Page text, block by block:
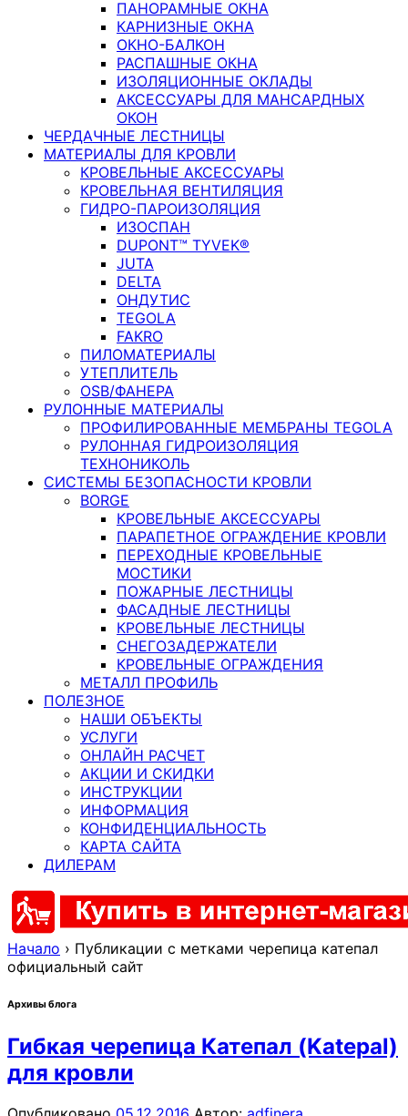
ПАНОРАМНЫЕ ОКНА
КАРНИЗНЫЕ ОКНА
ОКНО-БАЛКОН
РАСПАШНЫЕ ОКНА
ИЗОЛЯЦИОННЫЕ ОКЛАДЫ
АКСЕССУАРЫ ДЛЯ МАНСАРДНЫХ
ОКОН
ЧЕРДАЧНЫЕ ЛЕСТНИЦЫ
МАТЕРИАЛЫ ДЛЯ КРОВЛИ
КРОВЕЛЬНЫЕ АКСЕССУАРЫ
КРОВЕЛЬНАЯ ВЕНТИЛЯЦИЯ
ГИДРО-ПАРОИЗОЛЯЦИЯ
ИЗОСПАН
DUPONT™ TYVEK®
JUTA
DELTA
ОНДУТИС
TEGOLA
FAKRO
ПИЛОМАТЕРИАЛЫ
УТЕПЛИТЕЛЬ
OSB/ФАНЕРА
РУЛОННЫЕ МАТЕРИАЛЫ
ПРОФИЛИРОВАННЫЕ МЕМБРАНЫ TEGOLA
РУЛОННАЯ ГИДРОИЗОЛЯЦИЯ
ТЕХНОНИКОЛЬ
СИСТЕМЫ БЕЗОПАСНОСТИ КРОВЛИ
BORGE
КРОВЕЛЬНЫЕ АКСЕССУАРЫ
ПАРАПЕТНОЕ ОГРАЖДЕНИЕ КРОВЛИ
ПЕРЕХОДНЫЕ КРОВЕЛЬНЫЕ
МОСТИКИ
ПОЖАРНЫЕ ЛЕСТНИЦЫ
ФАСАДНЫЕ ЛЕСТНИЦЫ
КРОВЕЛЬНЫЕ ЛЕСТНИЦЫ
СНЕГОЗАДЕРЖАТЕЛИ
КРОВЕЛЬНЫЕ ОГРАЖДЕНИЯ
МЕТАЛЛ ПРОФИЛЬ
ПОЛЕЗНОЕ
НАШИ ОБЪЕКТЫ
УСЛУГИ
ОНЛАЙН РАСЧЕТ
АКЦИИ И СКИДКИ
ИНСТРУКЦИИ
ИНФОРМАЦИЯ
КОНФИДЕНЦИАЛЬНОСТЬ
КАРТА САЙТА
ДИЛЕРАМ
Начало › Публикации с метками черепица катепал
официальный сайт
Архивы блога
Гибкая черепица Катепал (Katepal)
для кровли